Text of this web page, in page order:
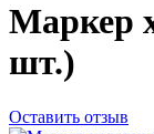
Маркер
шт.)
Оставить отзыв